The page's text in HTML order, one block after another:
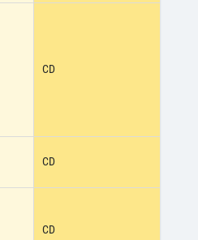
CD
CD
CD